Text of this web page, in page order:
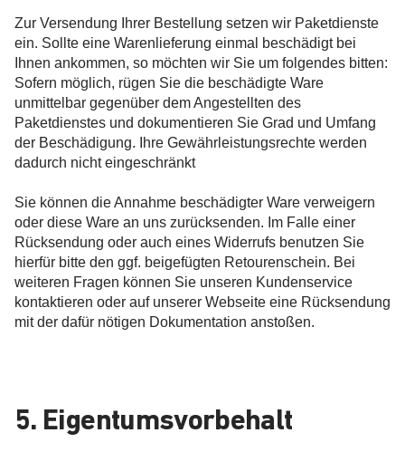
Zur Versendung Ihrer Bestellung setzen wir Paketdienste
ein. Sollte eine Warenlieferung einmal beschädigt bei
Ihnen ankommen, so möchten wir Sie um folgendes bitten:
Sofern möglich, rügen Sie die beschädigte Ware
unmittelbar gegenüber dem Angestellten des
Paketdienstes und dokumentieren Sie Grad und Umfang
der Beschädigung. Ihre Gewährleistungsrechte werden
dadurch nicht eingeschränkt
Sie können die Annahme beschädigter Ware verweigern
oder diese Ware an uns zurücksenden. Im Falle einer
Rücksendung oder auch eines Widerrufs benutzen Sie
hierfür bitte den ggf. beigefügten Retourenschein. Bei
weiteren Fragen können Sie unseren Kundenservice
kontaktieren oder auf unserer Webseite eine Rücksendung
mit der dafür nötigen Dokumentation anstoßen.
5. Eigentumsvorbehalt